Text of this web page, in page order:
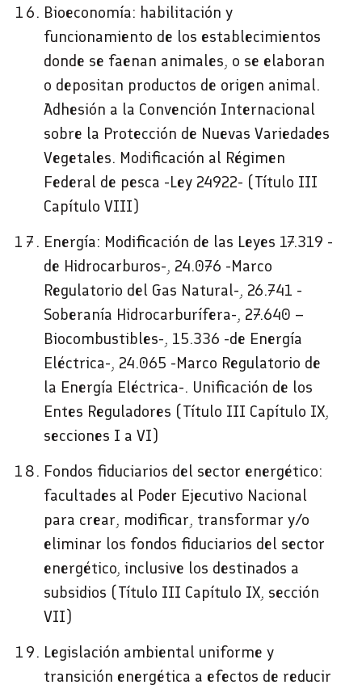
Bioeconomía: habilitación y
funcionamiento de los establecimientos
donde se faenan animales, o se elaboran
o depositan productos de origen animal.
Adhesión a la Convención Internacional
sobre la Protección de Nuevas Variedades
Vegetales. Modificación al Régimen
Federal de pesca -Ley 24922- (Título III
Capítulo VIII)
Energía: Modificación de las Leyes 17.319 -
de Hidrocarburos-, 24.076 -Marco
Regulatorio del Gas Natural-, 26.741 -
Soberanía Hidrocarburífera-, 27.640 –
Biocombustibles-, 15.336 -de Energía
Eléctrica-, 24.065 -Marco Regulatorio de
la Energía Eléctrica-. Unificación de los
Entes Reguladores (Título III Capítulo IX,
secciones I a VI)
Fondos fiduciarios del sector energético:
facultades al Poder Ejecutivo Nacional
para crear, modificar, transformar y/o
eliminar los fondos fiduciarios del sector
energético, inclusive los destinados a
subsidios (Título III Capítulo IX, sección
VII)
Legislación ambiental uniforme y
transición energética a efectos de reducir